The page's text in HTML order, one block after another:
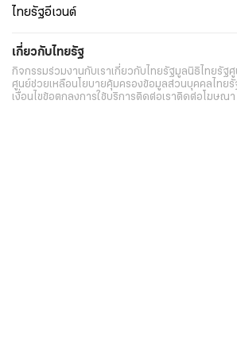
ไทยรัฐอีเวนต์
เกี่ยวกับไทยรัฐ
กิจกรรมร่วมงานกับเราเกี่ยวกับไทยรัฐมูลนิธิไทยรัฐ
ศูนย์ช่วยเหลือนโยบายคุ้มครองข้อมูลส่วนบุคคลไทยรั
เงื่อนไขข้อตกลงการใช้บริการติดต่อเราติดต่อโฆษณา